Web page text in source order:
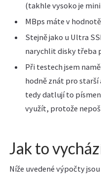
(takhle vysoko je
MBps máte v
Stejně jako u Ultra
narychlit disky třeba
Při testech jsem
hodně znát pro starší
tedy datlují to
využít, protože
Jak to
Níže uvedené výpočty